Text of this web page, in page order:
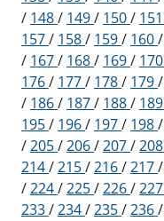
/ 148/ 149/ 150/ 151
157/ 158/ 159/ 160/
/ 167/ 168/ 169/ 170
176/ 177/ 178/ 179/
/ 186/ 187/ 188/ 189
195/ 196/ 197/ 198/
/205/206/207/208
214/215/216/217/
/224/225/226/227
233/234/235/236/